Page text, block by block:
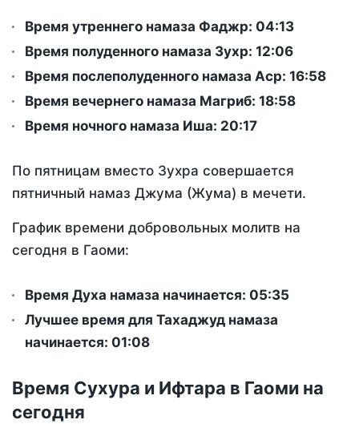
Время утреннего намаза Фаджр: 04:13
Время полуденного намаза Зухр: 12:06
Время послеполуденного намаза Аср: 16:58
Время вечернего намаза Магриб: 18:58
Время ночного намаза Иша: 20:17
По пятницам вместо Зухра совершается
пятничный намаз Джума (Жума) в мечети.
График времени добровольных молитв на
сегодня в Гаоми:
Время Духа намаза начинается: 05:35
Лучшее время для Тахаджуд намаза
начинается: 01:08
Время Сухура и Ифтара в Гаоми на
сегодня